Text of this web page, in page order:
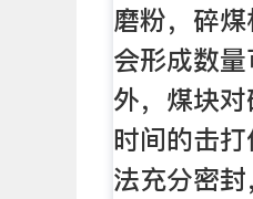
磨粉，碎
会形成数
外，煤块
时间的击
法充分密